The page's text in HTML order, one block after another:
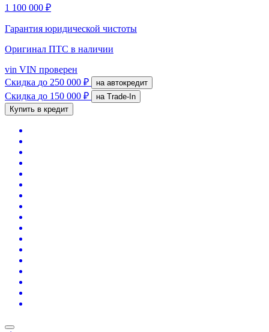
1 100 000 ₽
Гарантия юридической чистоты
Оригинал ПТС в наличии
vin VIN проверен
Скидка до 250 000 ₽ на автокредит
Скидка до 150 000 ₽
на Trade-In
Купить в кредит